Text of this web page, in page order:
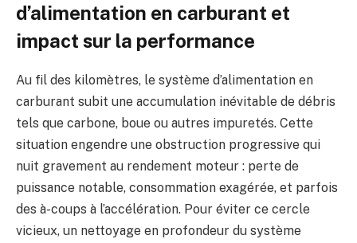
d’alimentation en carburant et
impact sur la performance
Au fil des kilomètres, le système d’alimentation en
carburant subit une accumulation inévitable de débris
tels que carbone, boue ou autres impuretés. Cette
situation engendre une obstruction progressive qui
nuit gravement au rendement moteur : perte de
puissance notable, consommation exagérée, et parfois
des à-coups à l’accélération. Pour éviter ce cercle
vicieux, un nettoyage en profondeur du système